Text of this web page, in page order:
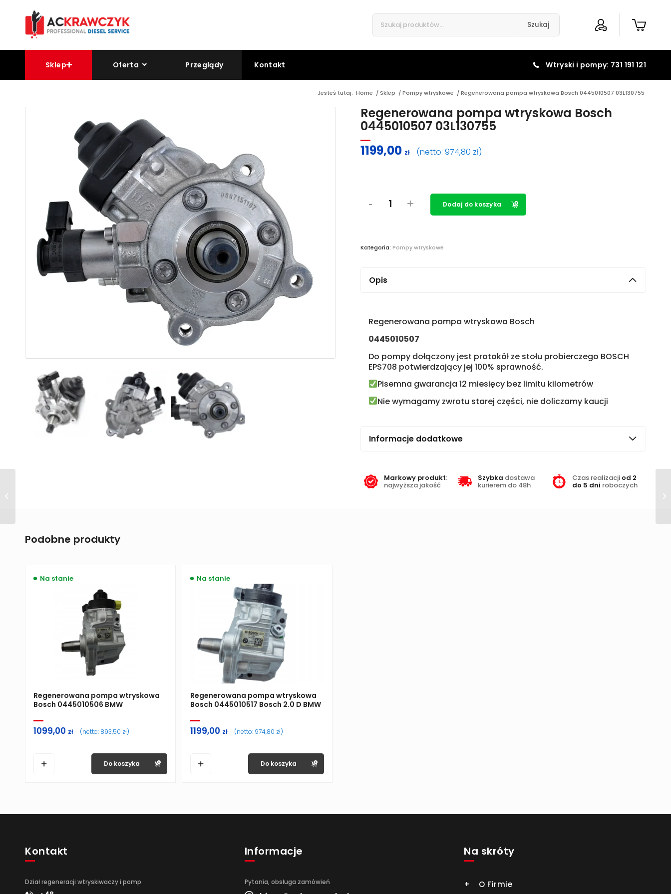
Szukaj
Sklep Oferta Przeglądy Kontakt Wtryski i pompy: 731 191 121
Jesteś tutaj: Home / Sklep /Pompy wtryskowe /Regenerowana pompa wtryskowa Bosch 0445010507 03L130755
Regenerowana pompa wtryskowa Bosch
0445010507 03L130755
1199,00 zł (netto: 974,80 zł)
Dodaj do koszyka
Kategoria: Pompy wtryskowe
Opis
Regenerowana pompa wtryskowa Bosch
0445010507
Do pompy dołączony jest protokół ze stołu probierczego BOSCH
EPS708 potwierdzający jej 100% sprawność.
Pisemna gwarancja 12 miesięcy bez limitu kilometrów
Nie wymagamy zwrotu starej części, nie doliczamy kaucji
Informacje dodatkowe
Markowy produkt:
najwyższa jakość
Szybka dostawa
kurierem do 48h
Czas realizacji od 2
do 5 dni roboczych
Podobne produkty
Na stanie
Regenerowana pompa wtryskowa
Bosch 0445010506 BMW
1099,00 zł (netto: 893,50 zł)
Do koszyka
Na stanie
Regenerowana pompa wtryskowa
Bosch 0445010517 Bosch 2.0 D BMW
1199,00 zł (netto: 974,80 zł)
Do koszyka
Kontakt
Dział regeneracji wtryskiwaczy i pomp
Informacje
Pytania, obsługa zamówień
Na skróty
O Firmie